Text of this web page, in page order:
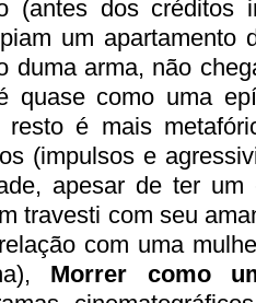
(antes dos créditos
um apartamento
duma arma, não
quase como uma
é mais
(impulsos e
apesar de ter um
travesti com seu
com uma
Morrer como